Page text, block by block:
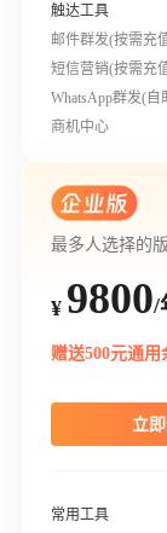
触达工具
邮件群发(按需充
短信营销(按需充
WhatsApp群发(自
商机中心
最多人选择的
¥ 9800/
赠送500元通用
立
常用工具